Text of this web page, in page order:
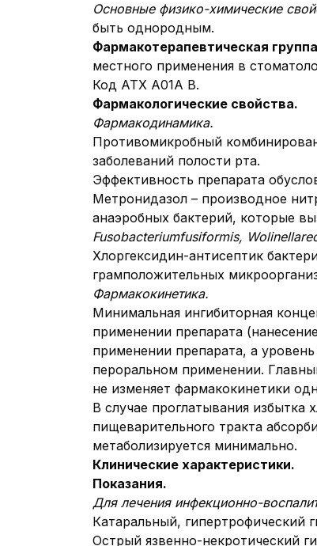
Основные физико-химические
быть однородным.
Фармакотерапевтическая
местного применения в
Код АТХ А01А В.
Фармакологические свойства.
Фармакодинамика.
Противомикробный
заболеваний полости рта.
Эффективность препарата
Метронидазол – производное
анаэробных бактерий, которые
Fusobacteriumfusiformis, Wolinella
Хлоргексидин-антисептик
грамположительных
Фармакокинетика.
Минимальная ингибиторная
применении препарата
применении препарата, а
пероральном применении.
не изменяет фармакокинетики
В случае проглатывания избытка
пищеварительного тракта
метаболизируется минимально.
Клинические характеристики.
Показания.
Для лечения инфекционно-
Катаральный, гипертрофический
Острый язвенно-некротический